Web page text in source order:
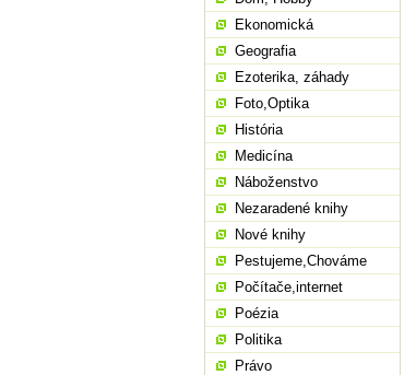
Ekonomická
Geografia
Ezoterika, záhady
Foto,Optika
História
Medicína
Náboženstvo
Nezaradené knihy
Nové knihy
Pestujeme,Chováme
Počítače,internet
Poézia
Politika
Právo